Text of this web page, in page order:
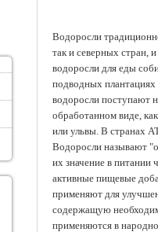
Водоросли
так и северных стран,
водоросли для еды
подводных
водоросли поступают
обработанном виде,
или ульвы. В странах
Водоросли называют
их значение в питании
активные пищевые
применяют для
содержащую
применяются в